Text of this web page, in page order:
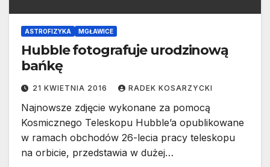
ASTROFIZYKA MGŁAWICE
Hubble fotografuje urodzinową
bańkę
21 KWIETNIA 2016 RADEK KOSARZYCKI
Najnowsze zdjęcie wykonane za pomocą
Kosmicznego Teleskopu Hubble’a opublikowane
w ramach obchodów 26-lecia pracy teleskopu
na orbicie, przedstawia w dużej…